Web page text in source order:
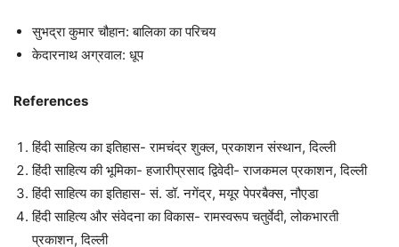
सुभद्रा कुमार चौहान: बालिका का परिचय
केदारनाथ अग्रवाल: धूप
References
हिंदी साहित्य का इतिहास- रामचंद्र शुक्ल, प्रकाशन संस्थान, दिल्ली
हिंदी साहित्य की भूमिका- हजारीप्रसाद द्विवेदी- राजकमल प्रकाशन, दिल्ली
हिंदी साहित्य का इतिहास- सं. डॉ. नगेंद्र, मयूर पेपरबैक्स, नौएडा
हिंदी साहित्य और संवेदना का विकास- रामस्वरूप चतुर्वेदी, लोकभारती
प्रकाशन, दिल्ली